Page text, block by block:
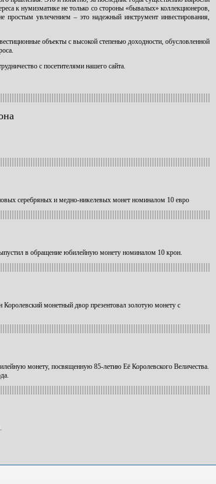
к нумизматике не только со стороны «бывалых» коллекционеров,
простым увлечением – это надежный инструмент инвестирования,
объекты с высокой степенью доходности, обусловленной
с посетителями нашего сайта.
серебряных и медно-никелевых монет номиналом 10 евро
в обращение юбилейную монету номиналом 10 крон.
монетный двор презентовал золотую монету с
монету, посвященную 85-летию Её Королевского Величества.